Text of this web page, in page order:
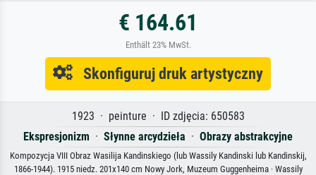
€ 164.61
Enthält 23% MwSt.
Skonfiguruj druk artystyczny
1923 · peinture · ID zdjęcia: 650583
Ekspresjonizm · Słynne arcydzieła · Obrazy abstrakcyjne
Kompozycja VIII Obraz Wasilija Kandinskiego (lub Wassily Kandinski lub Kandinskij,
1866-1944). 1915 niedz. 201x140 cm Nowy Jork, Muzeum Guggenheima · Wassily